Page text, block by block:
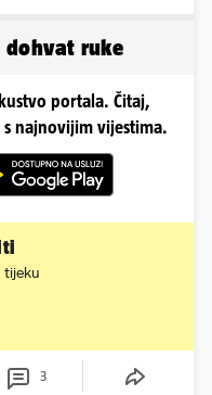
dohvat ruke
portala. Čitaj,
najnovijim vijestima.
tijeku
3